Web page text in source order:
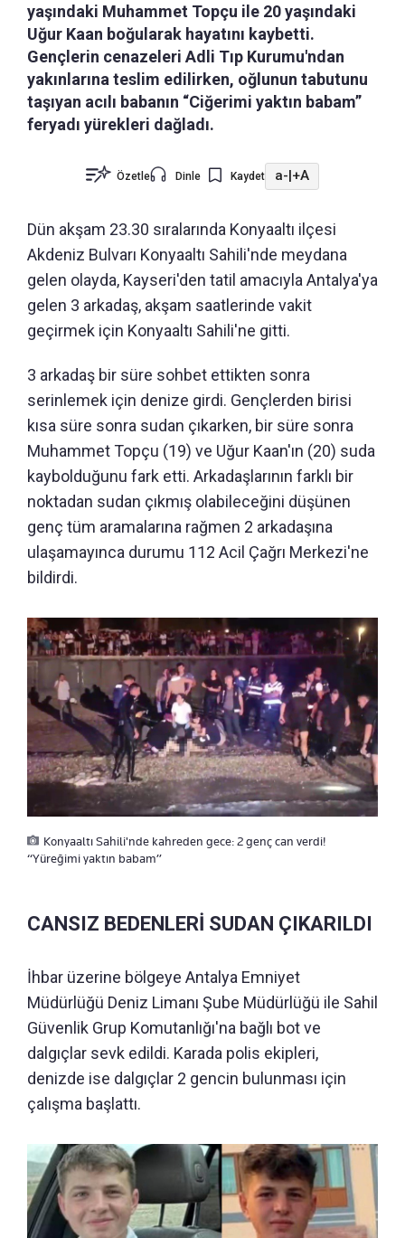
yaşındaki Muhammet Topçu ile 20 yaşındaki
Uğur Kaan boğularak hayatını kaybetti.
Gençlerin cenazeleri Adli Tıp Kurumu'ndan
yakınlarına teslim edilirken, oğlunun tabutunu
taşıyan acılı babanın “Ciğerimi yaktın babam”
feryadı yürekleri dağladı.
Özetle Dinle Kaydet a-|+A
Dün akşam 23.30 sıralarında Konyaaltı ilçesi
Akdeniz Bulvarı Konyaaltı Sahili'nde meydana
gelen olayda, Kayseri'den tatil amacıyla Antalya'ya
gelen 3 arkadaş, akşam saatlerinde vakit
geçirmek için Konyaaltı Sahili'ne gitti.
3 arkadaş bir süre sohbet ettikten sonra
serinlemek için denize girdi. Gençlerden birisi
kısa süre sonra sudan çıkarken, bir süre sonra
Muhammet Topçu (19) ve Uğur Kaan'ın (20) suda
kaybolduğunu fark etti. Arkadaşlarının farklı bir
noktadan sudan çıkmış olabileceğini düşünen
genç tüm aramalarına rağmen 2 arkadaşına
ulaşamayınca durumu 112 Acil Çağrı Merkezi'ne
bildirdi.
Konyaaltı Sahili'nde kahreden gece: 2 genç can verdi!
“Yüreğimi yaktın babam”
CANSIZ BEDENLERİ SUDAN ÇIKARILDI
İhbar üzerine bölgeye Antalya Emniyet
Müdürlüğü Deniz Limanı Şube Müdürlüğü ile Sahil
Güvenlik Grup Komutanlığı'na bağlı bot ve
dalgıçlar sevk edildi. Karada polis ekipleri,
denizde ise dalgıçlar 2 gencin bulunması için
çalışma başlattı.